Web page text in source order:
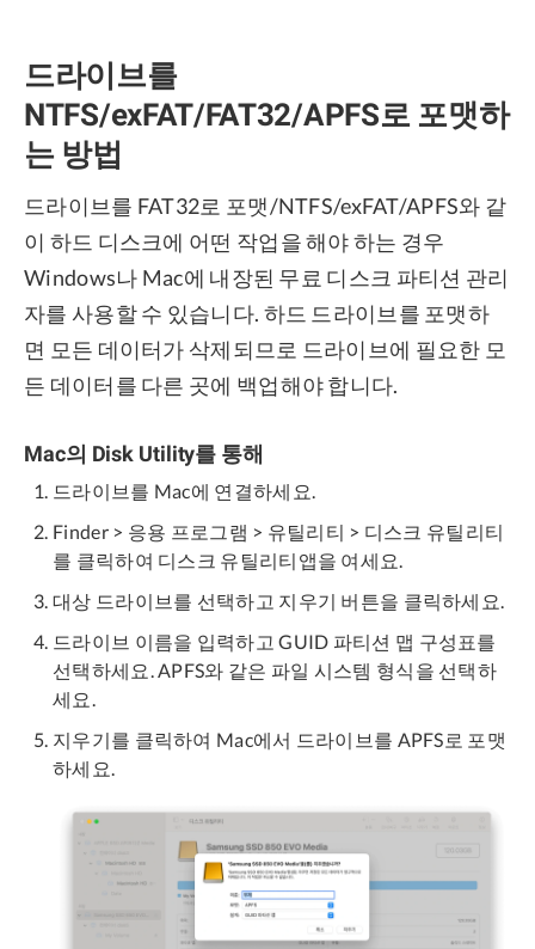
드라이브를
NTFS/exFAT/FAT32/APFS로 포맷하
는 방법
드라이브를 FAT32로 포맷/NTFS/exFAT/APFS와 같
이 하드 디스크에 어떤 작업을 해야 하는 경우
Windows나 Mac에 내장된 무료 디스크 파티션 관리
자를 사용할 수 있습니다. 하드 드라이브를 포맷하
면 모든 데이터가 삭제되므로 드라이브에 필요한 모
든 데이터를 다른 곳에 백업해야 합니다.
Mac의 Disk Utility를 통해
드라이브를 Mac에 연결하세요.
Finder > 응용 프로그램 > 유틸리티 > 디스크 유틸리티
를 클릭하여 디스크 유틸리티앱을 여세요.
대상 드라이브를 선택하고 지우기 버튼을 클릭하세요.
드라이브 이름을 입력하고 GUID 파티션 맵 구성표를
선택하세요. APFS와 같은 파일 시스템 형식을 선택하
세요.
지우기를 클릭하여 Mac에서 드라이브를 APFS로 포맷
하세요.